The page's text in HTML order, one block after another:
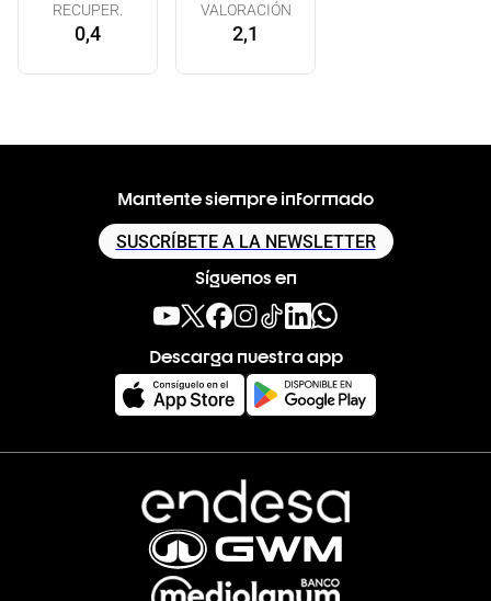
RECUPER.
0,4
VALORACIÓN
2,1
Mantente siempre informado
SUSCRÍBETE A LA NEWSLETTER
Síguenos en
Descarga nuestra app